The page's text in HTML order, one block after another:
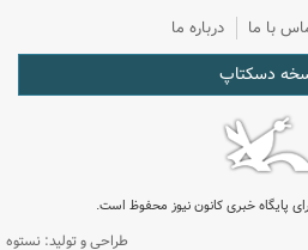
با ما درباره ما
دسکتاپ
پایگاه خبری کانون نیوز محفوظ است.
طراحی و تولید: نستوه